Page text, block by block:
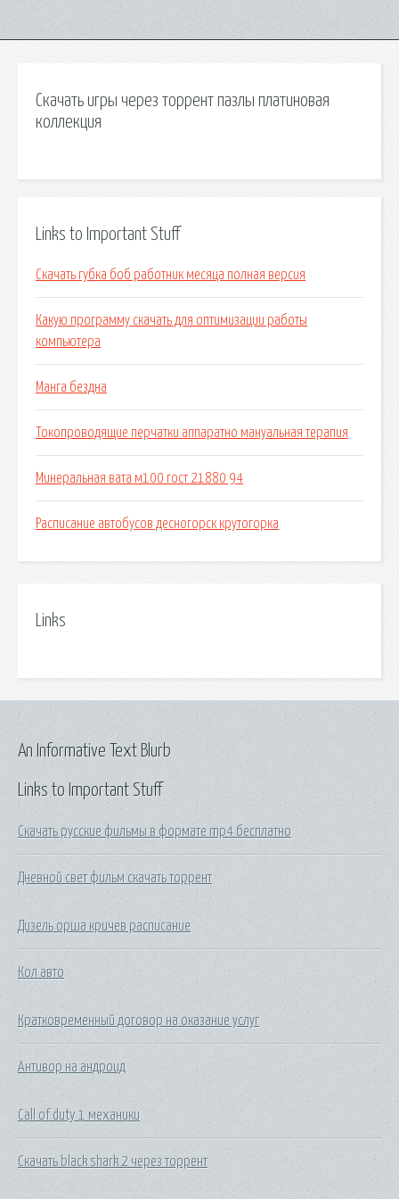
Скачать игры через торрент пазлы платиновая
коллекция
Links to Important Stuff
Скачать губка боб работник месяца полная версия
Какую программу скачать для оптимизации работы
компьютера
Манга бездна
Токопроводящие перчатки аппаратно мануальная терапия
Минеральная вата м100 гост 21880 94
Расписание автобусов десногорск крутогорка
Links
Links to Important Stuff
Скачать русские фильмы в формате mp4 бесплатно
Дневной свет фильм скачать торрент
Дизель орша кричев расписание
Кол авто
Кратковременный договор на оказание услуг
Антивор на андроид
Call of duty 1 механики
Скачать black shark 2 через торрент
An Informative Text Blurb